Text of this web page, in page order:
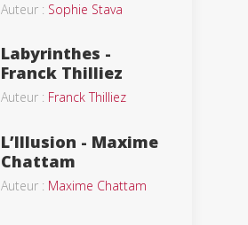
Auteur : Sophie Stava
Labyrinthes -
Franck Thilliez
Auteur : Franck Thilliez
L’Illusion - Maxime
Chattam
Auteur : Maxime Chattam